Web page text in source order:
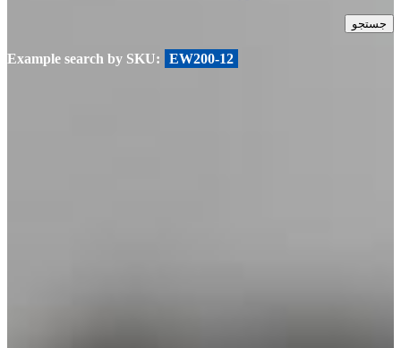
جستجو
Example search by SKU: EW200-12